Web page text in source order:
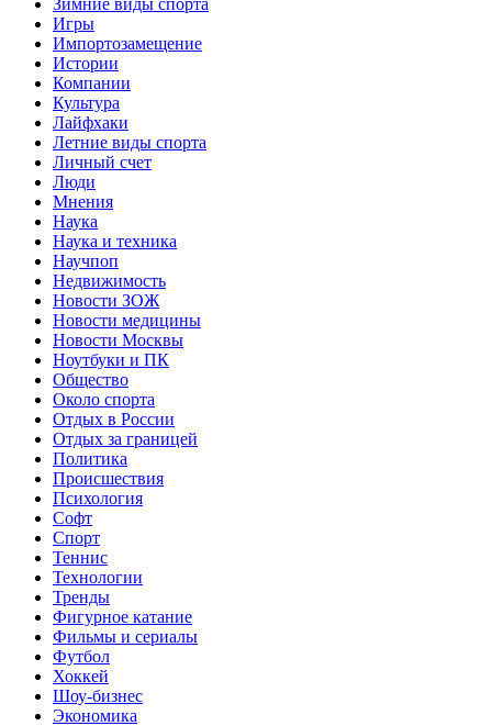
Игры
Импортозамещение
Истории
Компании
Культура
Лайфхаки
Летние виды спорта
Личный счет
Люди
Мнения
Наука
Наука и техника
Научпоп
Недвижимость
Новости ЗОЖ
Новости медицины
Новости Москвы
Ноутбуки и ПК
Общество
Около спорта
Отдых в России
Отдых за границей
Политика
Происшествия
Психология
Софт
Спорт
Теннис
Технологии
Тренды
Фигурное катание
Фильмы и сериалы
Футбол
Хоккей
Шоу-бизнес
Экономика